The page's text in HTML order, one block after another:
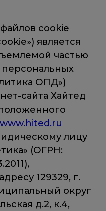
cookie
является
частью
ОПД»)
сайта Хайтед
www.hited.ru
лицу
(ОГРН:
129329, г.
округ
д.2, к.4,